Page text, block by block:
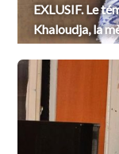
EXLUSIF. Le
Khaloudja, la